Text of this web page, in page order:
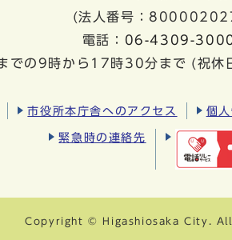
(法人番号：
電話： 06-4309-
での9時から17時30分まで (祝休
市役所本庁舎へのアクセス 個
緊急時の連絡先
Copyright © Higashiosaka City. All